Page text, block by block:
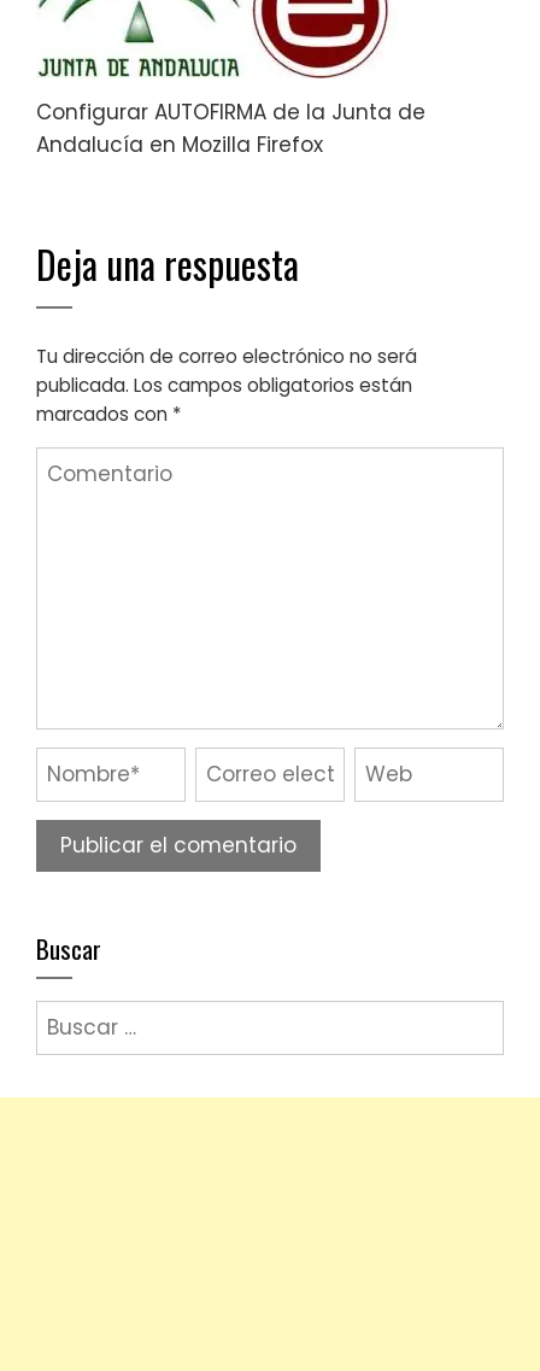
Configurar AUTOFIRMA de la Junta de
Andalucía en Mozilla Firefox
Deja una respuesta
Tu dirección de correo electrónico no será
publicada. Los campos obligatorios están
marcados con *
Buscar
Buscar: